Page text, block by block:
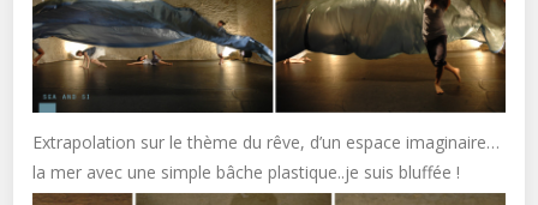
Extrapolation sur le thème du rêve, d’un espace imaginaire…
la mer avec une simple bâche plastique..je suis bluffée !